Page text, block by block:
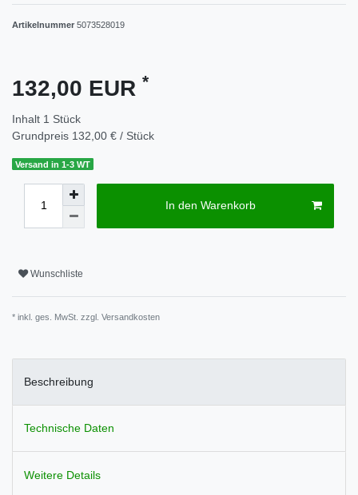
Artikelnummer 5073528019
132,00 EUR *
Inhalt 1 Stück
Grundpreis 132,00 € / Stück
Versand in 1-3 WT
In den Warenkorb
Wunschliste
* inkl. ges. MwSt. zzgl. Versandkosten
Beschreibung
Technische Daten
Weitere Details